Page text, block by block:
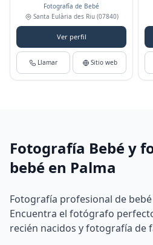
Fotografía de Bebé
Santa Eulària des Riu(07840)
Ver perfil
Llamar Sitio web
Fotografía Bebé y
bebé en Palma
Fotografía profesional de bebé
Encuentra el fotógrafo
recién nacidos y fotografía de